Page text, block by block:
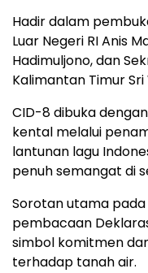
Hadir dalam
Luar Negeri RI Anis
Hadimuljono, dan
Kalimantan Timur Sri
CID-8 dibuka
kental melalui
lantunan lagu
penuh semangat di
Sorotan utama
pembacaan
simbol komitmen
terhadap tanah air.